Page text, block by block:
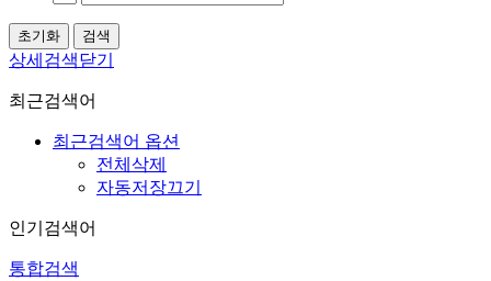
상세검색닫기
최근검색어
최근검색어 옵션
전체삭제
자동저장끄기
인기검색어
통합검색